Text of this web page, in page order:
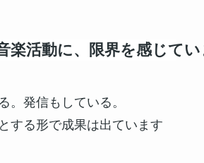
楽活動に、限界を感じて
。発信もしている。
する形で成果は出ています